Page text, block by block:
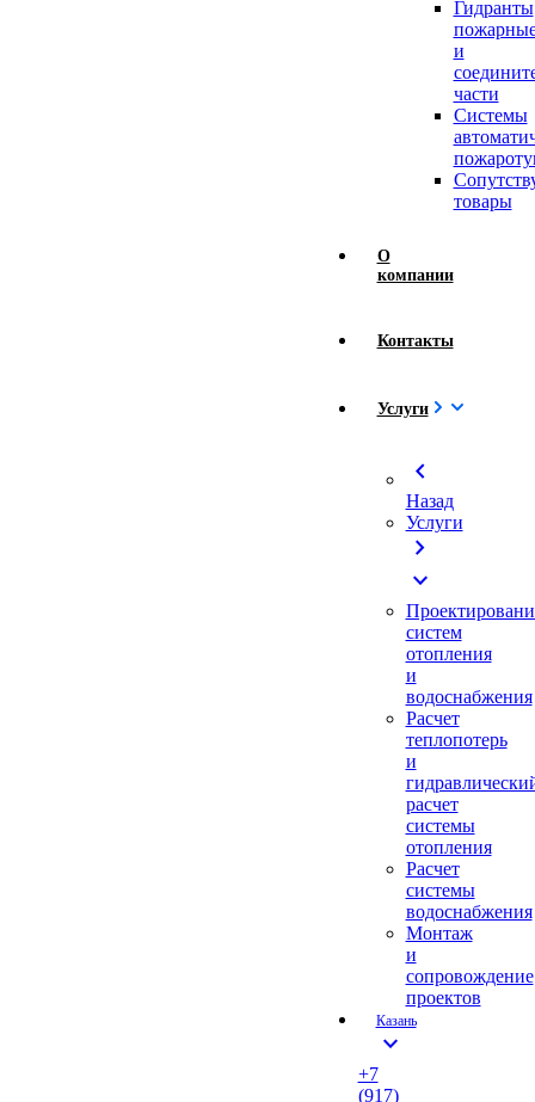
Гидранты
и
части
Системы
товары
О
компании
Контакты
Услуги
chevron_left
Назад
Услуги
chevron_right
expand_more
систем
отопления
и
водоснабжения
Расчет
теплопотерь
и
расчет
системы
отопления
Расчет
системы
водоснабжения
Монтаж
и
сопровождение
проектов
Казань
expand_more
+7
(917)